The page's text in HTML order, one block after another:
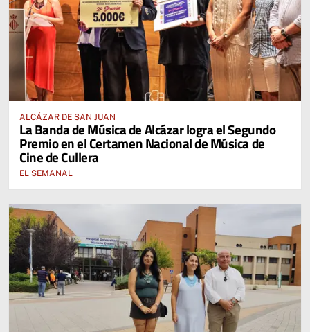
ALCÁZAR DE SAN JUAN
La Banda de Música de Alcázar logra el Segundo
Premio en el Certamen Nacional de Música de
Cine de Cullera
EL SEMANAL